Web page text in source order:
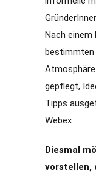
Nach einem
bestimmten
gepflegt,
Tipps
Webex.
Diesmal
vorstellen,